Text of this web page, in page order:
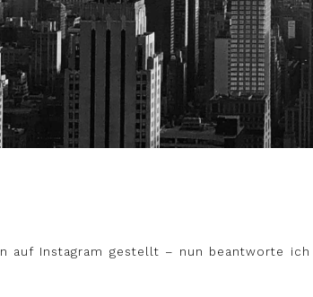
auf Instagram gestellt – nun beantworte